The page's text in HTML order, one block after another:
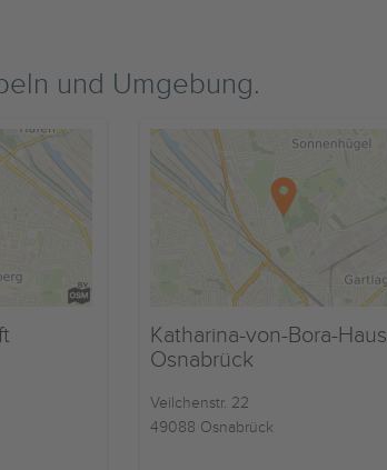
und Umgebung.
Katharina-von-Bora-Haus
Osnabrück
Veilchenstr. 22
49088 Osnabrück